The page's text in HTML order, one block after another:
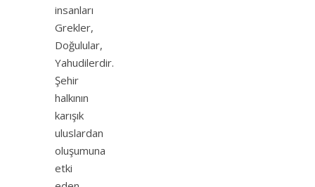
insanları
Grekler,
Doğulular,
Yahudilerdir.
Şehir
halkının
karışık
uluslardan
oluşumuna
etki